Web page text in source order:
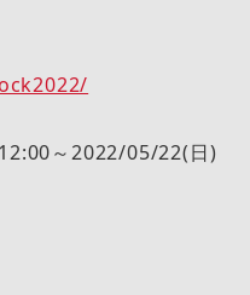
～2022/05/22(日)